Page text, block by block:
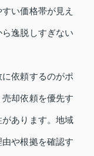
い価格帯が見え
逸脱しすぎない
依頼するのがポ
却依頼を優先す
あります。地域
や根拠を確認す